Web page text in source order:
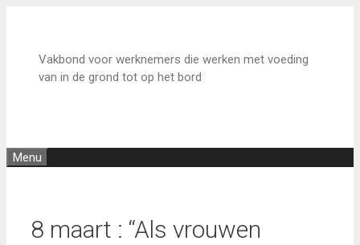
Vakbond voor werknemers die werken met voeding
van in de grond tot op het bord
Menu
8 maart : “Als vrouwen